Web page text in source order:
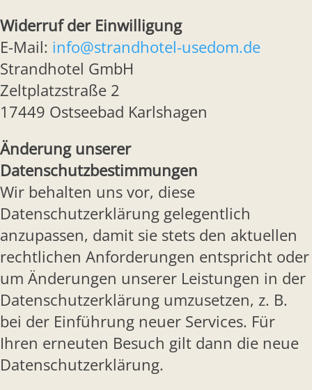
Widerruf der Einwilligung
E-Mail: info@strandhotel-usedom.de
Strandhotel GmbH
Zeltplatzstraße 2
17449 Ostseebad Karlshagen
Änderung unserer
Datenschutzbestimmungen
Wir behalten uns vor, diese
Datenschutzerklärung gelegentlich
anzupassen, damit sie stets den aktuellen
rechtlichen Anforderungen entspricht oder
um Änderungen unserer Leistungen in der
Datenschutzerklärung umzusetzen, z. B.
bei der Einführung neuer Services. Für
Ihren erneuten Besuch gilt dann die neue
Datenschutzerklärung.